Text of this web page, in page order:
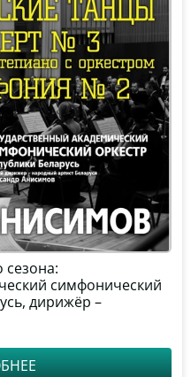
симфонический
дирижёр –
– Ци